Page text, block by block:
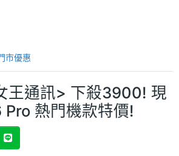
市優惠
王通訊> 下殺3900! 現
Pro 熱門機款特價!